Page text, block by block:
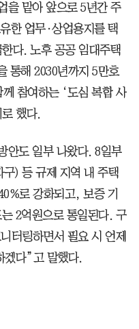
을 맡아 앞으로 5년간 주
한 업무·상업용지를 택
다. 노후 공공 임대주택
통해 2030년까지 5만호
참여하는 ‘도심 복합 사
했다.
안도 일부 나왔다. 8일부
) 등 규제 지역 내 주택
로 강화되고, 보증 기
2억원으로 통일된다. 구
터링하면서 필요 시 언제
겠다”고 말했다.